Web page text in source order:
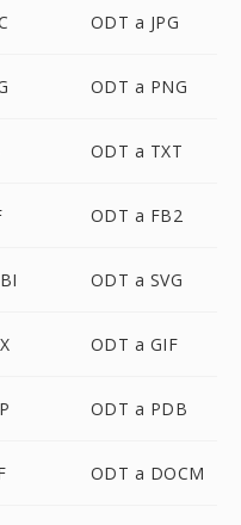
ODT a JPG
ODT a PNG
ODT a TXT
ODT a FB2
ODT a SVG
ODT a GIF
ODT a PDB
ODT a DOCM